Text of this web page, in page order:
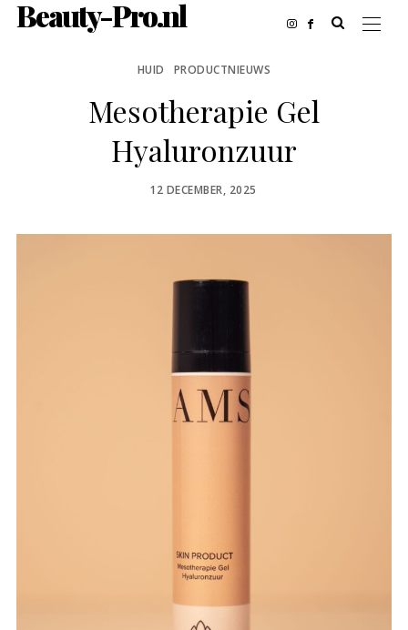
Beauty-Pro.nl
HUID PRODUCTNIEUWS
Mesotherapie Gel
Hyaluronzuur
POSTED
12 DECEMBER, 2025